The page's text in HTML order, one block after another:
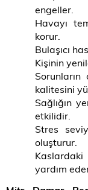
engeller.
Havayı
korur.
Bulaşıcı
Kişinin
kalitesini
Sağlığın
etkilidir.
Stres
oluşturur.
Kaslardaki
yardım